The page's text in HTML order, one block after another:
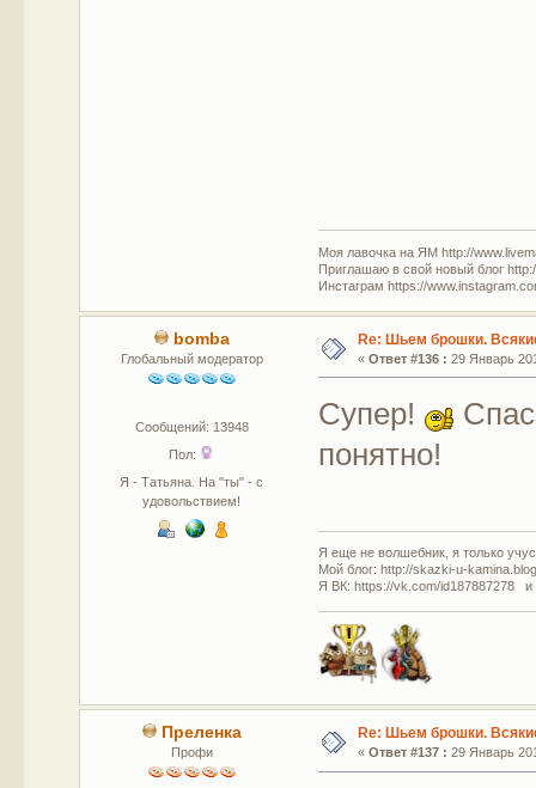
Моя лавочка на ЯМ http://
Приглашаю в свой новый блог
Инстаграм https://
bomba
Глобальный модератор
Сообщений: 13948
Пол:
Я - Татьяна. На "ты" - с
удовольствием!
Re: Шьем брошки.
« Ответ #136 : 29 Январь
Супер!
понятно!
Я еще не волшебник, я только
Мой блог: http://skazki-u-
Я ВК: https://vk.com/id187887278 и
Преленка
Профи
Re: Шьем брошки.
« Ответ #137 : 29 Январь